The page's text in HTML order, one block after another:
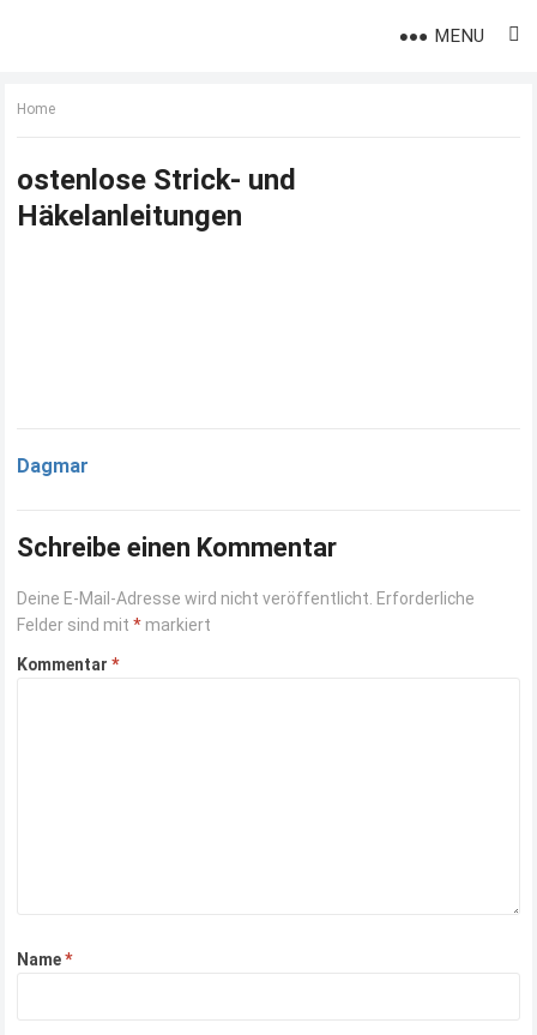
MENU
Home
ostenlose Strick- und
Häkelanleitungen
Dagmar
Schreibe einen Kommentar
Deine E-Mail-Adresse wird nicht veröffentlicht. Erforderliche
Felder sind mit* markiert
Kommentar*
Name*